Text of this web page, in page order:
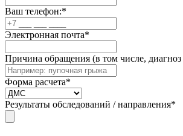
Ваш телефон:*
Электронная почта*
Причина обращения (в том числе,
Форма расчета*
Результаты обследований / направления*